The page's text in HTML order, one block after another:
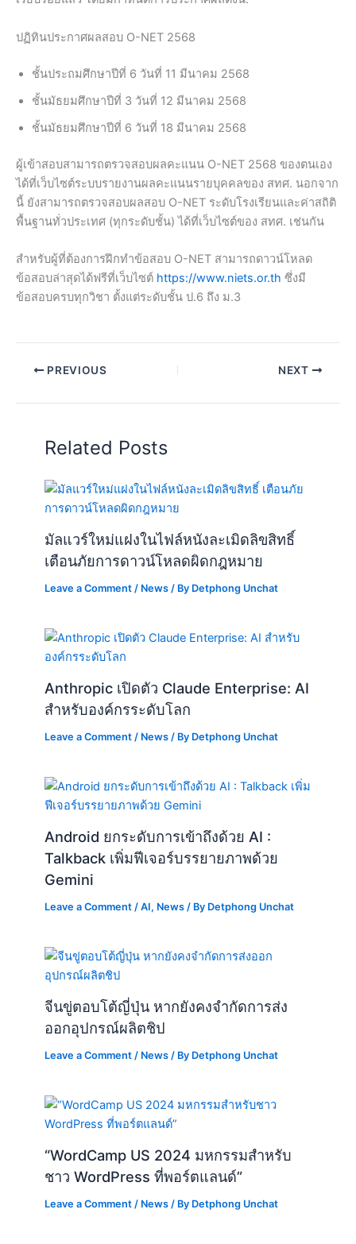
ปฏิทินประกาศผลสอบ O-NET 2568
ชั้นประถมศึกษาปีที่ 6 วันที่ 11 มีนาคม 2568
ชั้นมัธยมศึกษาปีที่ 3 วันที่ 12 มีนาคม 2568
ชั้นมัธยมศึกษาปีที่ 6 วันที่ 18 มีนาคม 2568
ผู้เข้าสอบสามารถตรวจสอบผลคะแนน O-NET 2568 ของตนเอง
ได้ที่เว็บไซต์ระบบรายงานผลคะแนนรายบุคคลของ สทศ. นอกจาก
นี้ ยังสามารถตรวจสอบผลสอบ O-NET ระดับโรงเรียนและค่าสถิติ
พื้นฐานทั่วประเทศ (ทุกระดับชั้น) ได้ที่เว็บไซต์ของ สทศ. เช่นกัน
สำหรับผู้ที่ต้องการฝึกทำข้อสอบ O-NET สามารถดาวน์โหลด
ข้อสอบล่าสุดได้ฟรีที่เว็บไซต์ https://www.niets.or.th ซึ่งมี
ข้อสอบครบทุกวิชา ตั้งแต่ระดับชั้น ป.6 ถึง ม.3
PREVIOUS NEXT
Related Posts
มัลแวร์ใหม่แฝงในไฟล์หนังละเมิดลิขสิทธิ์
เตือนภัยการดาวน์โหลดผิดกฎหมาย
Leave a Comment / News / By Detphong Unchat
Anthropic เปิดตัว Claude Enterprise: AI
สำหรับองค์กรระดับโลก
Leave a Comment / News / By Detphong Unchat
Android ยกระดับการเข้าถึงด้วย AI :
Talkback เพิ่มฟีเจอร์บรรยายภาพด้วย
Gemini
Leave a Comment /AI, News / By Detphong Unchat
จีนขู่ตอบโต้ญี่ปุ่น หากยังคงจำกัดการส่ง
ออกอุปกรณ์ผลิตชิป
Leave a Comment / News / By Detphong Unchat
“WordCamp US 2024 มหกรรมสำหรับ
ชาว WordPress ที่พอร์ตแลนด์”
Leave a Comment / News / By Detphong Unchat